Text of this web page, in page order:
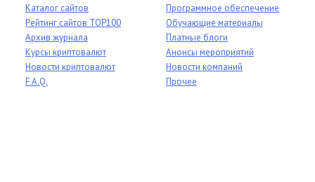
Каталог сайтов
Рейтинг сайтов TOP100
Архив журнала
Курсы криптовалют
Новости криптовалют
F.A.Q.
Программное обеспечение
Обучающие материалы
Платные блоги
Анонсы мероприятий
Новости компаний
Прочее